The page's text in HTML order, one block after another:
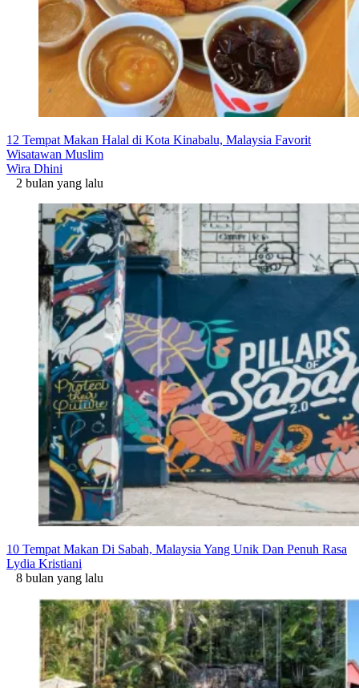
12 Tempat Makan Halal di Kota Kinabalu, Malaysia Favorit
Wisatawan Muslim
Wira Dhini
2 bulan yang lalu
10 Tempat Makan Di Sabah, Malaysia Yang Unik Dan Penuh Rasa
Lydia Kristiani
8 bulan yang lalu